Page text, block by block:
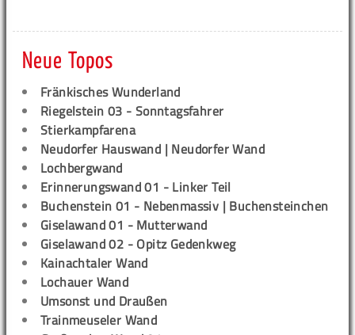
Neue Topos
Fränkisches Wunderland
Riegelstein 03 - Sonntagsfahrer
Stierkampfarena
Neudorfer Hauswand | Neudorfer Wand
Lochbergwand
Erinnerungswand 01 - Linker Teil
Buchenstein 01 - Nebenmassiv | Buchensteinchen
Giselawand 01 - Mutterwand
Giselawand 02 - Opitz Gedenkweg
Kainachtaler Wand
Lochauer Wand
Umsonst und Draußen
Trainmeuseler Wand